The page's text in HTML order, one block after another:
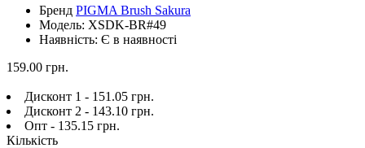
Бренд PIGMA Brush Sakura
Модель: XSDK-BR#49
Наявність: Є в наявності
159.00 грн.
Дисконт 1 - 151.05 грн.
Дисконт 2 - 143.10 грн.
Опт - 135.15 грн.
Кількість